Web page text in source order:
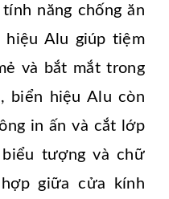
năng chống ăn
hiệu Alu giúp tiệm
và bắt mắt trong
biển hiệu Alu còn
in ấn và cắt lớp
tượng và chữ
giữa cửa kính